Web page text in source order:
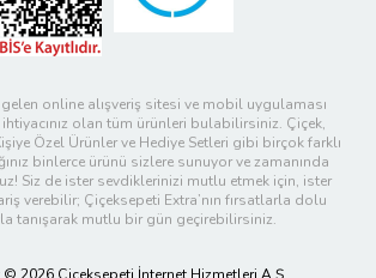
gelen online alışveriş sitesi ve mobil uygulaması
ihtiyacınız olan tüm ürünleri bulabilirsiniz. Çiçek,
Özel Ürünler ve Hediye Setleri gibi birçok farklı
binlerce ürünü sizlere sunuyor ve zamanında
Siz de ister sevdiklerinizi mutlu etmek için, ister
verebilir; Çiçeksepeti Extra’nın fırsatlarla dolu
tanışarak mutlu bir gün geçirebilirsiniz.
2026 Çiçeksepeti İnternet Hizmetleri A.Ş